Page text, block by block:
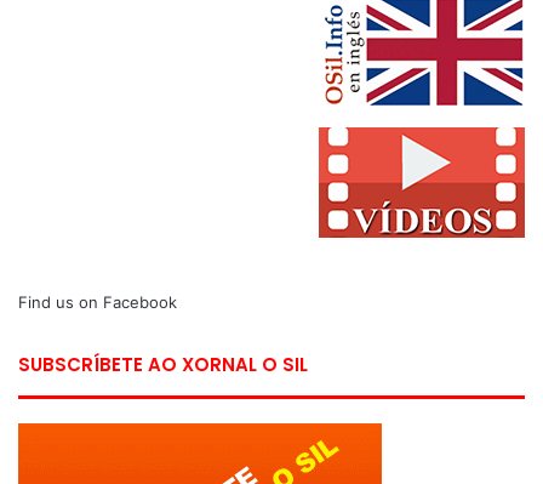
Find us on Facebook
SUBSCRÍBETE AO XORNAL O SIL